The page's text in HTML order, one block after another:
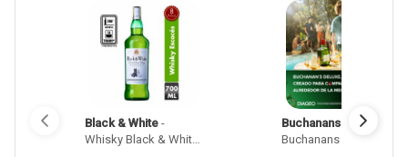
Black & White -
Whisky Black & White
Buchanans -
Whisky